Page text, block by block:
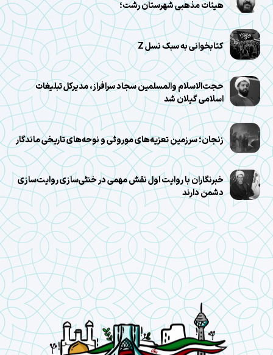
هیئات مذهبی شهرستان رشت؛
کتابخوانی به سبک نسل Z
حجت‌الاسلام والمسلمین سجاد سرافراز، مدیرکل تبلیغات
اسلامی گیلان شد
زنجان؛ سرزمین تعزیه‌های موروثی و نوحه‌های تاریخی ماندگار
خبرنگاران با روایت اول نقش مهمی در خنثی‌سازی روایت‌سازی
دشمن دارند